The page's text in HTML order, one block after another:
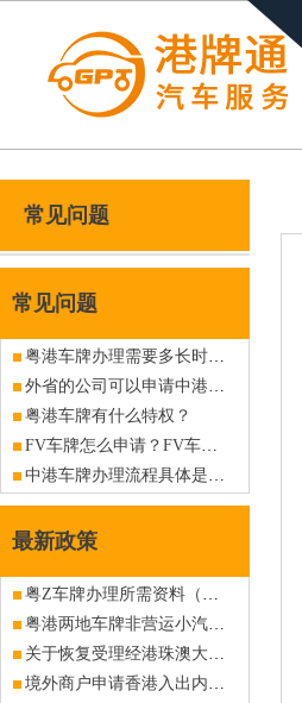
常见问题
常见问题
粤港车牌办理需要多长时间？
外省的公司可以申请中港车牌吗？
粤港车牌有什么特权？
FV车牌怎么申请？FV车牌如何办理？
中港车牌办理流程具体是什么？
最新政策
粤Z车牌办理所需资料（深圳报税区企业）（旧政策已作废，仅供查阅）
粤港两地车牌非营运小汽车免加签通行港珠澳大桥将试行，计划分两阶段实施
关于恢复受理经港珠澳大桥口岸入出香港的内地商务车辆指标（FV车牌）申请的公告
境外商户申请香港入出内地商务车深港粤Z车牌指标